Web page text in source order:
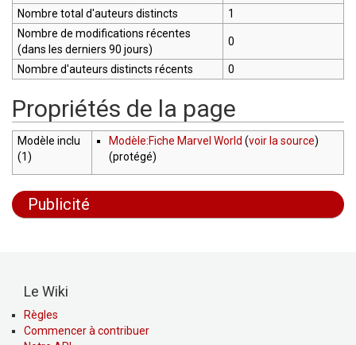
Nombre total d'auteurs distincts
1
Nombre de modifications récentes
(dans les derniers 90 jours)
0
Nombre d'auteurs distincts récents 0
Propriétés de la page
Modèle inclu
(1)
Modèle:Fiche Marvel World (voir la source)
(protégé)
Publicité
Le Wiki
Règles
Commencer à contribuer